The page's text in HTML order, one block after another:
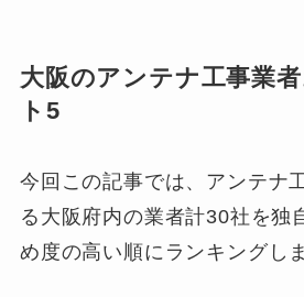
大阪のアンテナ工事業
ト5
今回この記事では、アンテナ
る大阪府内の業者計30社を独
め度の高い順にランキングし